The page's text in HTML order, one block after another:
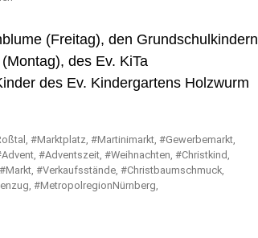
(Freitag), den Grundschulkindern
des Ev. KiTa
des Ev. Kindergartens Holzwurm